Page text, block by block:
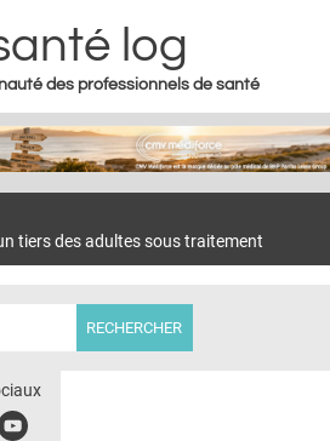
to navigation
log
des professionnels de santé
À DOMICILE
tiers des adultes sous traitement